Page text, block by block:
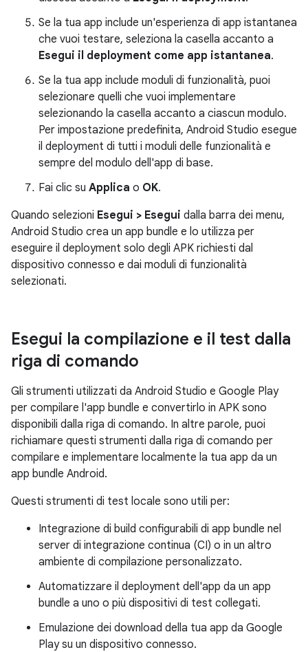
Se la tua app include un'esperienza di app istantanea
che vuoi testare, seleziona la casella accanto a
Esegui il deployment come app istantanea.
Se la tua app include moduli di funzionalità, puoi
selezionare quelli che vuoi implementare
selezionando la casella accanto a ciascun modulo.
Per impostazione predefinita, Android Studio esegue
il deployment di tutti i moduli delle funzionalità e
sempre del modulo dell'app di base.
Fai clic su Applica o OK.
Quando selezioni Esegui > Esegui dalla barra dei menu,
Android Studio crea un app bundle e lo utilizza per
eseguire il deployment solo degli APK richiesti dal
dispositivo connesso e dai moduli di funzionalità
selezionati.
Esegui la compilazione e il test dalla
riga di comando
Gli strumenti utilizzati da Android Studio e Google Play
per compilare l'app bundle e convertirlo in APK sono
disponibili dalla riga di comando. In altre parole, puoi
richiamare questi strumenti dalla riga di comando per
compilare e implementare localmente la tua app da un
app bundle Android.
Questi strumenti di test locale sono utili per:
Integrazione di build configurabili di app bundle nel
server di integrazione continua (CI) o in un altro
ambiente di compilazione personalizzato.
Automatizzare il deployment dell'app da un app
bundle a uno o più dispositivi di test collegati.
Emulazione dei download della tua app da Google
Play su un dispositivo connesso.